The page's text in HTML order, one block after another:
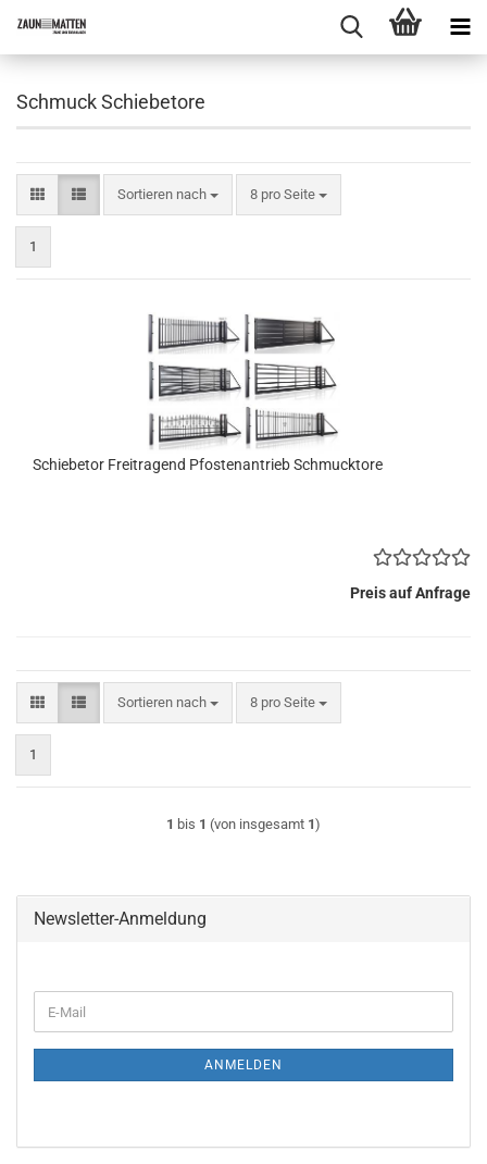
Schmuck Schiebetore
Sortieren nach
Sortieren nach 8 pro Seite
pro Seite
1
Schiebetor Freitragend Pfostenantrieb Schmucktore
Preis auf Anfrage
Sortieren nach
Sortieren nach 8 pro Seite
pro Seite
1
1 bis 1 (von insgesamt 1)
Newsletter-Anmeldung
ZUR
E-
Mail
ANMELDEN